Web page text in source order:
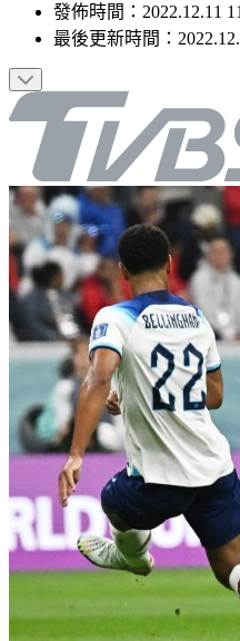
發佈時間： 2022.12.11
最後更新時間：